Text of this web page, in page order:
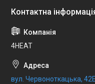
4HEAT
вул. Червоноткацька,